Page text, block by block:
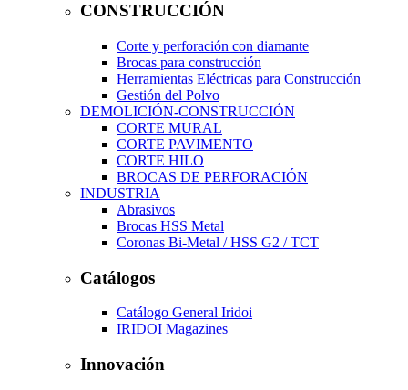
CONSTRUCCIÓN
Corte y perforación con diamante
Brocas para construcción
Herramientas Eléctricas para Construcción
Gestión del Polvo
DEMOLICIÓN-CONSTRUCCIÓN
CORTE MURAL
CORTE PAVIMENTO
CORTE HILO
BROCAS DE PERFORACIÓN
INDUSTRIA
Abrasivos
Brocas HSS Metal
Coronas Bi-Metal / HSS G2 / TCT
Catálogos
Catálogo General Iridoi
IRIDOI Magazines
Innovación